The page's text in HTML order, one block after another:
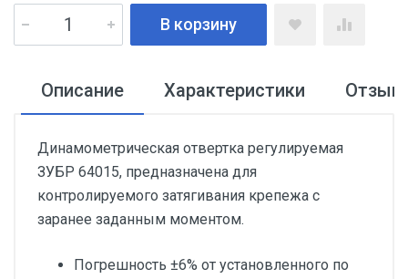
В корзину
Описание Характеристики
Динамометрическая отвертка регулируемая
ЗУБР 64015, предназначена для
контролируемого затягивания крепежа с
заранее заданным моментом.
Погрешность ±6% от установленного по